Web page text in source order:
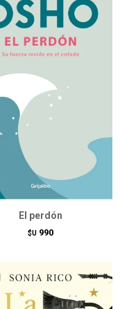
El perdón
$U 990